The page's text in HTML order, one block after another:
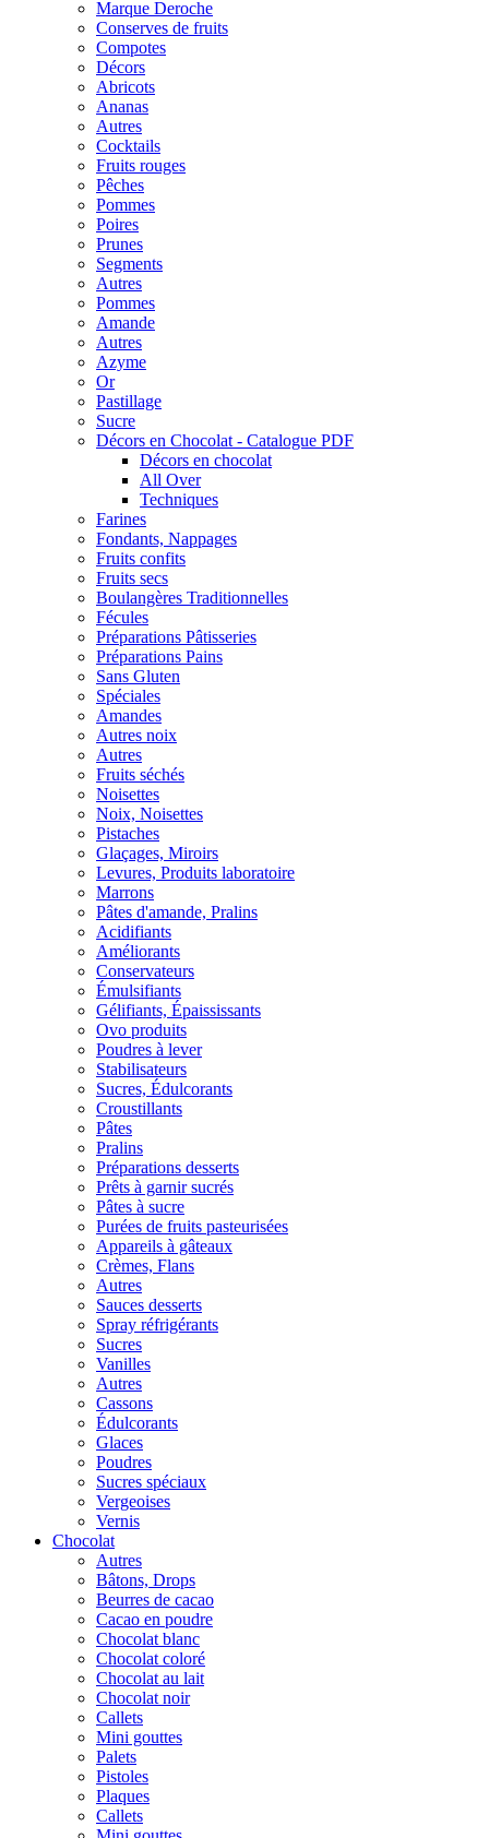
Marque Deroche
Conserves de fruits
Compotes
Décors
Abricots
Ananas
Autres
Cocktails
Fruits rouges
Pêches
Pommes
Poires
Prunes
Segments
Autres
Pommes
Amande
Autres
Azyme
Or
Pastillage
Sucre
Décors en Chocolat - Catalogue PDF
Décors en chocolat
All Over
Techniques
Farines
Fondants, Nappages
Fruits confits
Fruits secs
Boulangères Traditionnelles
Fécules
Préparations Pâtisseries
Préparations Pains
Sans Gluten
Spéciales
Amandes
Autres noix
Autres
Fruits séchés
Noisettes
Noix, Noisettes
Pistaches
Glaçages, Miroirs
Levures, Produits laboratoire
Marrons
Pâtes d'amande, Pralins
Acidifiants
Améliorants
Conservateurs
Émulsifiants
Gélifiants, Épaississants
Ovo produits
Poudres à lever
Stabilisateurs
Sucres, Édulcorants
Croustillants
Pâtes
Pralins
Préparations desserts
Prêts à garnir sucrés
Pâtes à sucre
Purées de fruits pasteurisées
Appareils à gâteaux
Crèmes, Flans
Autres
Sauces desserts
Spray réfrigérants
Sucres
Vanilles
Autres
Cassons
Édulcorants
Glaces
Poudres
Sucres spéciaux
Vergeoises
Vernis
Chocolat
Autres
Bâtons, Drops
Beurres de cacao
Cacao en poudre
Chocolat blanc
Chocolat coloré
Chocolat au lait
Chocolat noir
Callets
Mini gouttes
Palets
Pistoles
Plaques
Callets